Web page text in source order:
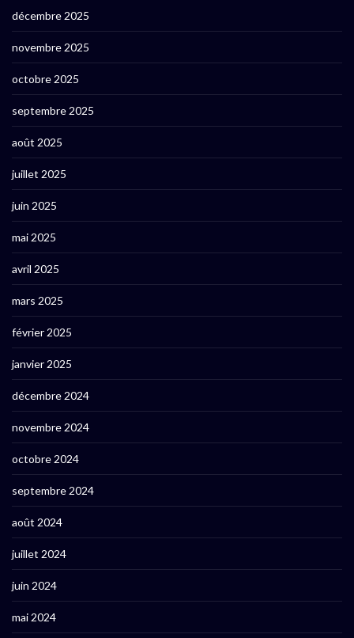
décembre 2025
novembre 2025
octobre 2025
septembre 2025
août 2025
juillet 2025
juin 2025
mai 2025
avril 2025
mars 2025
février 2025
janvier 2025
décembre 2024
novembre 2024
octobre 2024
septembre 2024
août 2024
juillet 2024
juin 2024
mai 2024